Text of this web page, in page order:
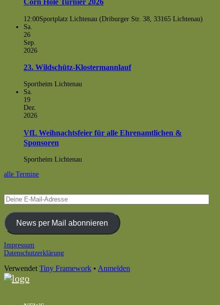
12:00Sportplatz Lichtenau (Driburger Str. 38, 33165 Lichtenau)
Sa.
26
Sep.
2026
23. Wildschütz-Klostermannlauf
Sportheim Lichtenau
Sa.
19
Dez.
2026
VfL Weihnachtsfeier für alle Ehrenamtlichen &
Sponsoren
Sportheim Lichtenau
alle Termine
Deine
E-
Mail-
AdresseNews per Mail abonnieren
Footer
Inhalt
Impressum
Datenschutzerklärung
Verwendet Tiny Framework • Anmelden